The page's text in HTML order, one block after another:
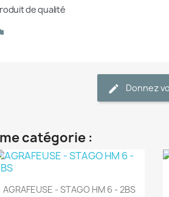
de qualité
Donnez
catégorie :
Aperçu rapide
AGRAFEUSE - STAGO HM 6 - 2BS